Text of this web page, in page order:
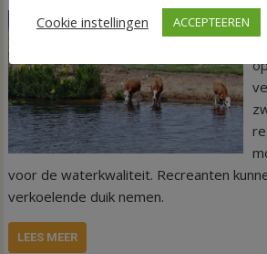
voor de waterkwaliteit. Recreanten
verkoelende duik nemen.
LEES MEER
Cookie instellingen
ACCEPTEEREN